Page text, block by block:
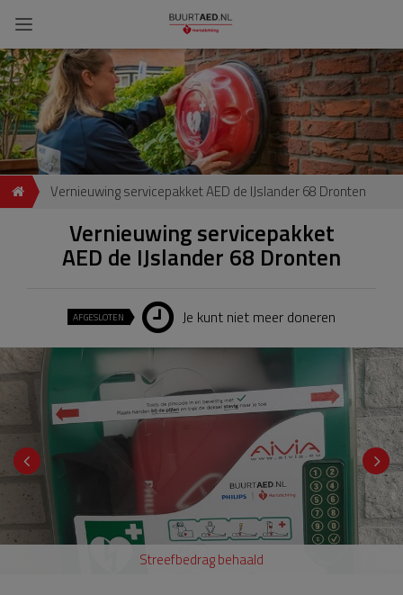
Vernieuwing servicepakket AED de IJslander 68 Dronten
Vernieuwing servicepakket
AED de IJslander 68 Dronten
AFGESLOTEN Je kunt niet meer doneren
Streefbedrag behaald